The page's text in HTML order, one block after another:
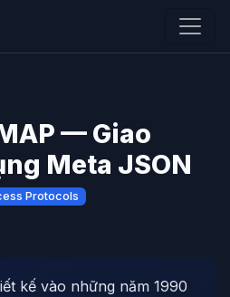
— Giao
Meta JSON
Protocols
kế vào những năm 1990